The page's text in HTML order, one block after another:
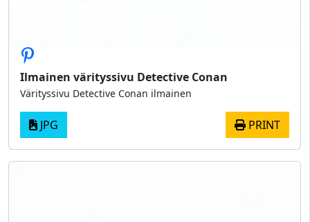
Ilmainen värityssivu Detective Conan
Värityssivu Detective Conan ilmainen
JPG PRINT